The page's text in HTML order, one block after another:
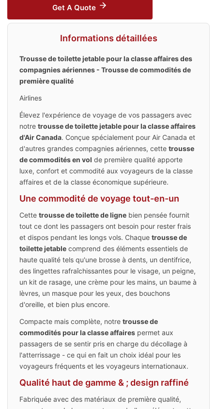
Get A Quote
Informations détaillées
Trousse de toilette jetable pour la classe affaires des
compagnies aériennes - Trousse de commodités de
première qualité
Airlines
Élevez l'expérience de voyage de vos passagers avec
notre trousse de toilette jetable pour la classe affaires
d'Air Canada. Conçue spécialement pour Air Canada et
d'autres grandes compagnies aériennes, cette trousse
de commodités en vol de première qualité apporte
luxe, confort et commodité aux voyageurs de la classe
affaires et de la classe économique supérieure.
Une commodité de voyage tout-en-un
Cette trousse de toilette de ligne bien pensée fournit
tout ce dont les passagers ont besoin pour rester frais
et dispos pendant les longs vols. Chaque trousse de
toilette jetable comprend des éléments essentiels de
haute qualité tels qu'une brosse à dents, un dentifrice,
des lingettes rafraîchissantes pour le visage, un peigne,
un kit de rasage, une crème pour les mains, un baume à
lèvres, un masque pour les yeux, des bouchons
d'oreille, et bien plus encore.
Compacte mais complète, notre trousse de
commodités pour la classe affaires permet aux
passagers de se sentir pris en charge du décollage à
l'atterrissage - ce qui en fait un choix idéal pour les
voyageurs fréquents et les voyageurs internationaux.
Qualité haut de gamme & ; design raffiné
Fabriquée avec des matériaux de première qualité,